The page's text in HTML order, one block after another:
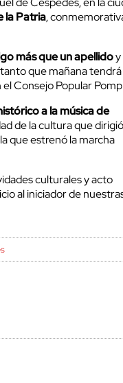
la Patria,
más que un apellidoy
que mañana tendrá
Consejo Popular
a la música de
de la cultura que dirigió
que estrenó la marcha
culturales y acto
al iniciador de